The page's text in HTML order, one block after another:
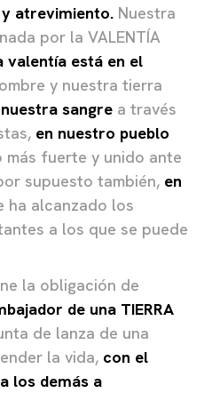
atrevimiento. Nuestra
por la VALENTÍA
valentía está en el
y nuestra tierra
sangre a través
en nuestro pueblo
más fuerte y unido ante
supuesto también, en
ha alcanzado los
a los que se puede
la obligación de
de una TIERRA
de lanza de una
la vida, con el
los demás a